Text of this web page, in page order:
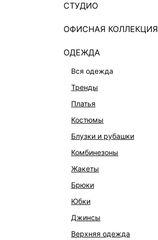
СТУДИО
ОФИСНАЯ КОЛЛЕКЦИЯ
ОДЕЖДА
вся одежда
тренды
платья
костюмы
блузки и рубашки
комбинезоны
жакеты
брюки
юбки
джинсы
верхняя одежда
-13%6 999 ₽
ЭКСКЛЮЗИВНО ОНЛАЙН